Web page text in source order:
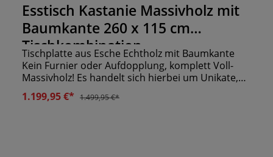
Esstisch Kastanie Massivholz mit
Baumkante 260 x 115 cm
Tischkombination
Tischplatte aus Esche Echtholz mit Baumkante
Kein Furnier oder Aufdopplung, komplett Voll-
Massivholz! Es handelt sich hierbei um Unikate,
daher sind Reklamationen durch Farbe, Risse,
Brüche, Unebenheiten, Maßunterschiede usw.
1.199,95 €* 1.499,95 €*